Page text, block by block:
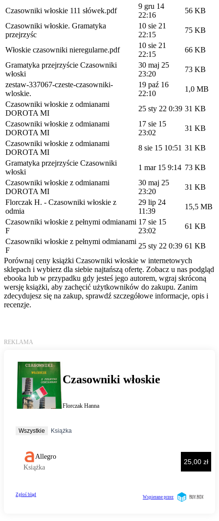
Czasowniki włoskie 111 słówek.pdf
9 gru 14
22:16
56 KB
Czasowniki włoskie. Gramatyka
przejrzyśc
10 sie 21
22:15
75 KB
Włoskie czasowniki nieregularne.pdf
10 sie 21
22:15
66 KB
Gramatyka przejrzyście Czasowniki
włoski
30 maj 25
23:20
73 KB
zestaw-337067-czeste-czasowniki-
wloskie.
19 paź 16
22:10
1,0 MB
Czasowniki włoskie z odmianami
DOROTA MI
25 sty 22 0:39 31 KB
Czasowniki włoskie z odmianami
DOROTA MI
17 sie 15
23:02
31 KB
Czasowniki włoskie z odmianami
DOROTA MI
8 sie 15 10:51 31 KB
Gramatyka przejrzyście Czasowniki
włoski
1 mar 15 9:14 73 KB
Czasowniki włoskie z odmianami
DOROTA MI
30 maj 25
23:20
31 KB
Florczak H. - Czasowniki włoskie z
odmia
29 lip 24
11:39
15,5 MB
Czasowniki włoskie z pełnymi odmianami
F
17 sie 15
23:02
61 KB
Czasowniki włoskie z pełnymi odmianami
F
25 sty 22 0:39 61 KB
Porównaj ceny książki Czasowniki włoskie w internetowych
sklepach i wybierz dla siebie najtańszą ofertę. Zobacz u nas podgląd
ebooka lub w przypadku gdy jesteś jego autorem, wgraj skróconą
wersję książki, aby zachęcić użytkowników do zakupu. Zanim
zdecydujesz się na zakup, sprawdź szczegółowe informacje, opis i
recenzje.